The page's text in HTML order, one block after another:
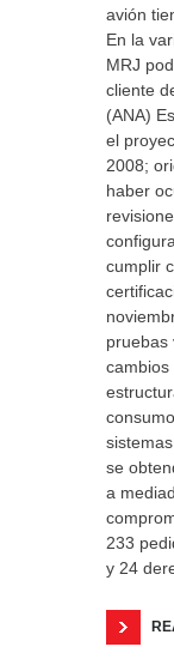
avión
En la
MRJ
cliente
(ANA)
el
2008;
haber
cumplir
pruebas
cambios
se
a
233
y 24